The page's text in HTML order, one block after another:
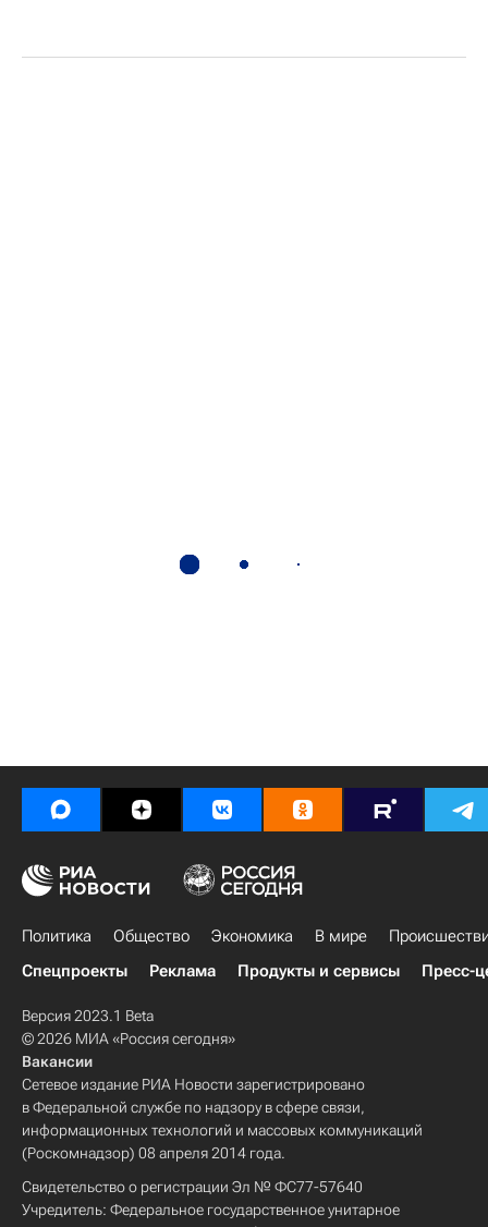
Политика Общество Экономика В мире
Спецпроекты
Реклама Продукты и сервисы Пресс-
Версия 2023.1 Beta
© 2026 МИА «Россия сегодня»
Вакансии
Сетевое издание РИА Новости зарегистрировано
в Федеральной службе по надзору в сфере связи,
информационных технологий и массовых коммуникаций
(Роскомнадзор) 08 апреля 2014 года.
Свидетельство о регистрации Эл № ФС77-57640
Учредитель: Федеральное государственное унитарное